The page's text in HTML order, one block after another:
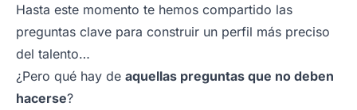
Hasta este momento te hemos compartido las
preguntas clave para construir un perfil más preciso
del talento…
¿Pero qué hay de aquellas preguntas que no deben
hacerse?